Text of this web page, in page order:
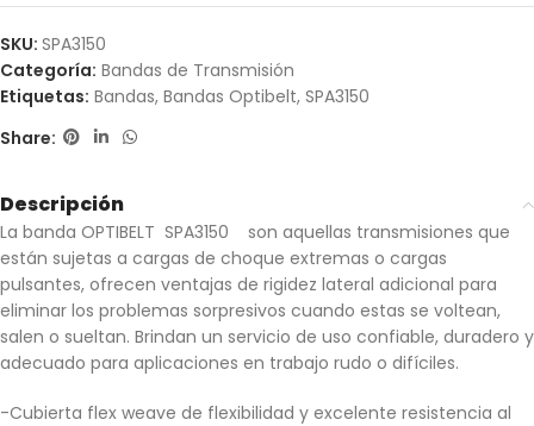
SKU: SPA3150
Categoría: Bandas de Transmisión
Etiquetas: Bandas, Bandas Optibelt, SPA3150
Share:
Descripción
La banda OPTIBELT SPA3150 son aquellas transmisiones que
están sujetas a cargas de choque extremas o cargas
pulsantes, ofrecen ventajas de rigidez lateral adicional para
eliminar los problemas sorpresivos cuando estas se voltean,
salen o sueltan. Brindan un servicio de uso confiable, duradero y
adecuado para aplicaciones en trabajo rudo o difíciles.
-Cubierta flex weave de flexibilidad y excelente resistencia al